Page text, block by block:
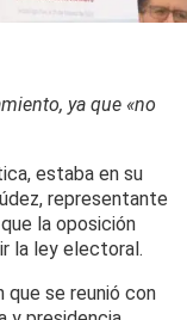
ya que «no
estaba en su
representante
la oposición
la ley electoral.
que se reunió con